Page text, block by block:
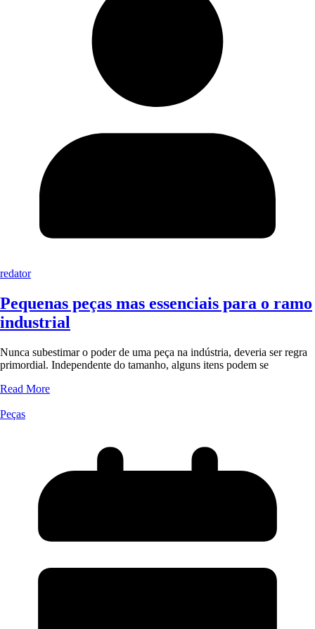
redator
Pequenas peças mas essenciais para o ramo
industrial
Nunca subestimar o poder de uma peça na indústria, deveria ser regra
primordial. Independente do tamanho, alguns itens podem se
Read More
Peças